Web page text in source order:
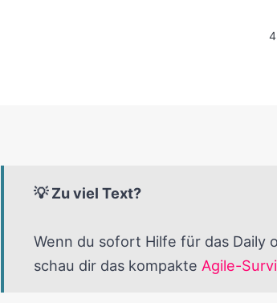
💡 Zu viel Text?
Wenn du sofort Hilfe für das Daily
schau dir das kompakte Agile-